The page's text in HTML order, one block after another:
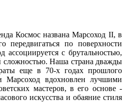
Космос названа Марсоход II, в
передвигаться по поверхности
ассоциируется с брутальностью,
сложностью. Наша страна дважды
еще в 70-х годах прошлого
Марсоход вдохновлен лучшими
мастеров, в его основе -
искусства и обаяние стиля